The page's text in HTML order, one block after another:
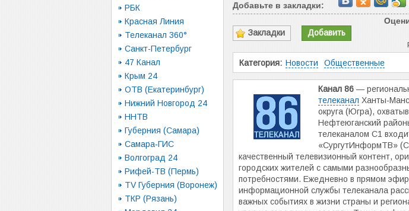
РБК
Красная Линия
Телеканал 360°
Санкт-Петербург
47 Канал
Крым 24
ОТВ (Екатеринбург)
Нижний Новгород 24
ННТВ
Губерния (Самара)
Самара-ГИС
Волгоград 24
Рифей-ТВ (Пермь)
TV Губерния (Воронеж)
ТКР (Рязань)
Добавьте в закладки:
Закладки Добавить
Категория: Новости Общественные
Канал 86 —
телеканал Ханты-
округа (Югра),
Нефтеюганский
телеканалом С1
«СургутИнформТВ»
качественный телевизионный контент,
городских жителей с самыми
потребностями. Ежедневно в прямом
информационной службы телеканала
важных событиях в жизни страны и